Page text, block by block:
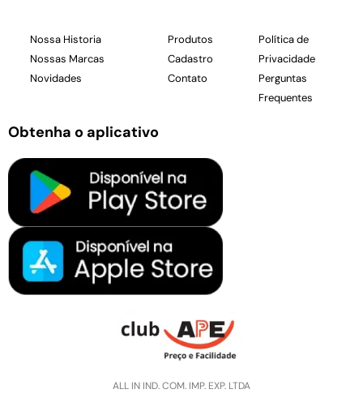
Nossa Historia
Nossas Marcas
Novidades
Produtos
Cadastro
Contato
Política de
Privacidade
Perguntas
Frequentes
Obtenha o aplicativo
ALL IN IND. COM. IMP. EXP. LTDA